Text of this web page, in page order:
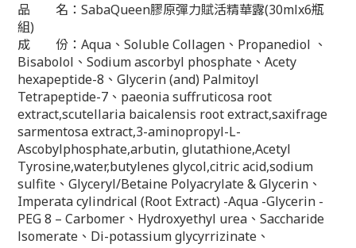
品 名：SabaQueen膠原彈力賦活精華露(30mlx6瓶
組)
成 份：Aqua、Soluble Collagen、Propanediol 、
Bisabolol、Sodium ascorbyl phosphate、Acety
hexapeptide-8、Glycerin (and) Palmitoyl
Tetrapeptide-7、paeonia suffruticosa root
extract,scutellaria baicalensis root extract,saxifrage
sarmentosa extract,3-aminopropyl-L-
Ascobylphosphate,arbutin, glutathione,Acetyl
Tyrosine,water,butylenes glycol,citric acid,sodium
sulfite、Glyceryl/Betaine Polyacrylate & Glycerin、
Imperata cylindrical (Root Extract) -Aqua -Glycerin -
PEG 8 – Carbomer、Hydroxyethyl urea、Saccharide
lsomerate、Di-potassium glycyrrizinate、